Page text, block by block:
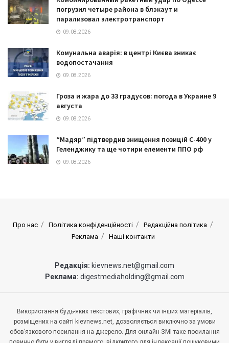
погрузил четыре района в блэкаут и
парализовал электротранспорт
09.08.2026
Комунальна аварія: в центрі Києва зникає
водопостачання
09.08.2026
Гроза и жара до 33 градусов: погода в Украине 9
августа
09.08.2026
“Мадяр” підтвердив знищення позицій С-400 у
Геленджику та ще чотири елементи ППО рф
09.08.2026
Про нас Політика конфіденційності
Редакційна політика
Реклама
Наші контакти
Редакція: kievnews.net@gmail.com
Реклама: digestmediaholding@gmail.com
Використання будь-яких текстових, графічних чи інших матеріалів,
розміщених на сайті kievnews.net, дозволяється виключно за умови
обов’язкового посилання на джерело. Для онлайн-ЗМІ таке посилання